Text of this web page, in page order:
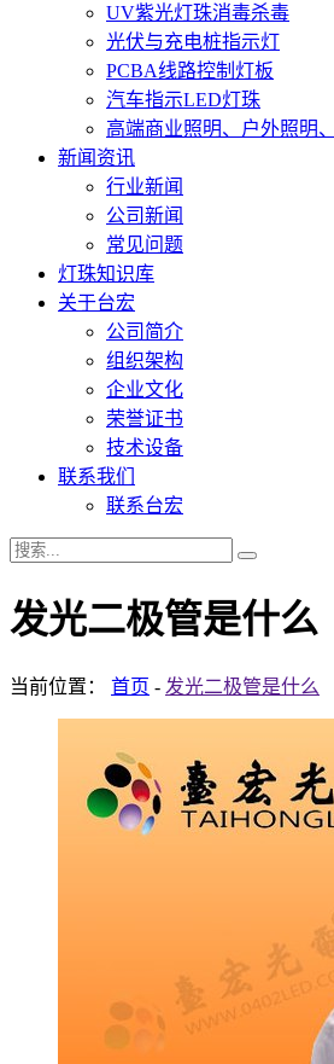
UV紫光灯珠消毒杀毒
光伏与充电桩指示灯
PCBA线路控制灯板
汽车指示LED灯珠
高端商业照明、户外照明
新闻资讯
行业新闻
公司新闻
常见问题
灯珠知识库
关于台宏
公司简介
组织架构
企业文化
荣誉证书
技术设备
联系我们
联系台宏
发光二极管是什么
当前位置： 首页 - 发光二极管是什么